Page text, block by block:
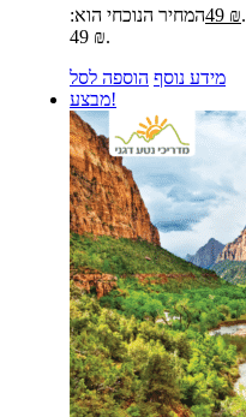
49 ₪
המחיר הנוכחי הוא:
49 ₪.
מידע נוסף הוספה לסל
מבצע!